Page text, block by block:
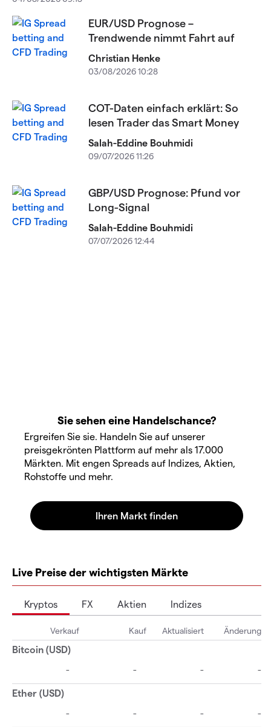
EUR/USD Prognose –
Trendwende nimmt Fahrt auf
Christian Henke
03/08/2026 10:28
COT-Daten einfach erklärt: So
lesen Trader das Smart Money
Salah-Eddine Bouhmidi
09/07/2026 11:26
GBP/USD Prognose: Pfund vor
Long-Signal
Salah-Eddine Bouhmidi
07/07/2026 12:44
Sie sehen eine Handelschance?
Ergreifen Sie sie. Handeln Sie auf unserer
preisgekrönten Plattform auf mehr als 17.000
Märkten. Mit engen Spreads auf Indizes, Aktien,
Rohstoffe und mehr.
Live Preise der wichtigsten Märkte
Kryptos FX Aktien Indizes